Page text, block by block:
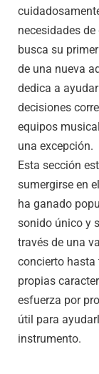
necesidades
busca su
de una nueva
dedica a
decisiones
equipos
una excepción.
Esta sección
sumergirse en
ha ganado
sonido único y
través de una
concierto hasta
propias
esfuerza por
útil para
instrumento.